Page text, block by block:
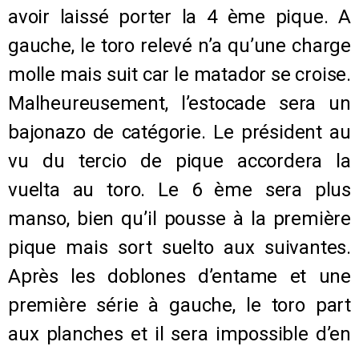
avoir laissé porter la 4 ème pique. A
gauche, le toro relevé n’a qu’une charge
molle mais suit car le matador se croise.
Malheureusement, l’estocade sera un
bajonazo de catégorie. Le président au
vu du tercio de pique accordera la
vuelta au toro. Le 6 ème sera plus
manso, bien qu’il pousse à la première
pique mais sort suelto aux suivantes.
Après les doblones d’entame et une
première série à gauche, le toro part
aux planches et il sera impossible d’en